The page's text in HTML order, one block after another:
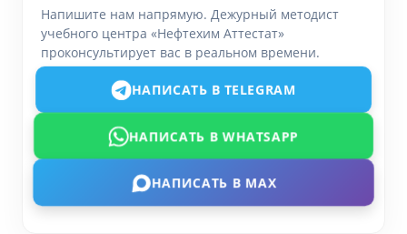
Напишите нам напрямую. Дежурный методист
учебного центра «Нефтехим Аттестат»
проконсультирует вас в реальном времени.
НАПИСАТЬ В TELEGRAM
НАПИСАТЬ В WHATSAPP
НАПИСАТЬ В MAX